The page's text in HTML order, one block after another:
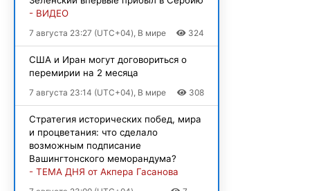
- ВИДЕО
7 августа 23:27 (UTC+04), В мире 324
США и Иран могут договориться о
перемирии на 2 месяца
7 августа 23:14 (UTC+04), В мире 308
Стратегия исторических побед, мира
и процветания: что сделало
возможным подписание
Вашингтонского меморандума?
- ТЕМА ДНЯ от Акпера Гасанова